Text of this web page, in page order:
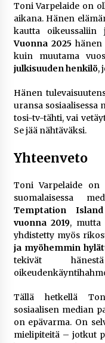
Toni Varpelaide on
aikana. Hänen
kautta oikeussaliin
Vuonna 2025hänen
kuin muutama
julkisuuden henkilö,
Hänen
uransa sosiaalisessa
tosi-tv-tähti, vai
Se jää nähtäväksi.
Yhteenveto
Toni Varpelaide
suomalaisessa
Temptation
vuonna 2019, mutta
yhdistetty myös
ja myöhemmin
tekivät
Tällä hetkellä
sosiaalisen median
on epävarma. On
mielipiteitä – jotkut